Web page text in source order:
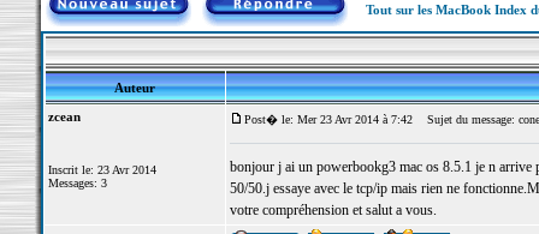
Tout sur les MacBook Index
Auteur
zcean
Inscrit le: 23 Avr 2014
Messages: 3
Post� le: Mer 23 Avr 2014 à 7:42 Sujet du message:
bonjour j ai un powerbookg3 mac os 8.5.1 je n arrive
50/50.j essaye avec le tcp/ip mais rien ne
votre compréhension et salut a vous.